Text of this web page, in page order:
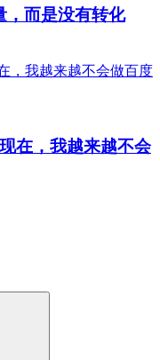
，而是没有转化
在，我越来越不会